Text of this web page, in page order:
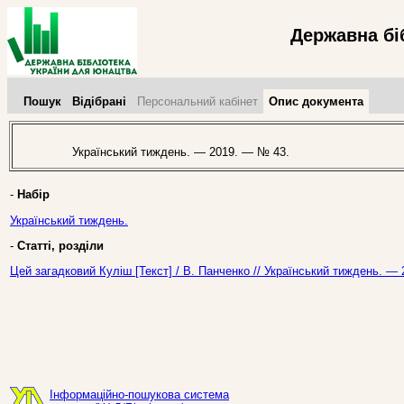
Державна
Пошук Відібрані Персональний кабінет Опис документа
Український тиждень. — 2019. — № 43.
- Набір
Український тиждень.
- Статті, розділи
Цей загадковий Куліш [Текст] / В. Панченко // Український
Інформаційно-пошукова система